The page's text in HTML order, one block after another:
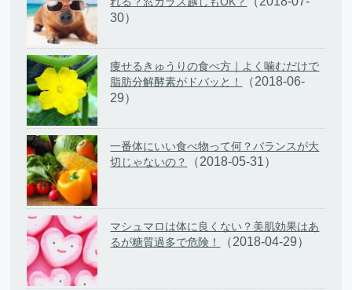
30）
痩せるきゅうりの食べ方｜よく噛むだけで
脂肪分解酵素がドバッと！
（2018-06-
29）
一番体にいい食べ物って何？バランスが大
切じゃないの？
（2018-05-31）
マシュマロは体に良くない？美肌効果はあ
るが糖質過多で危険！
（2018-04-29）